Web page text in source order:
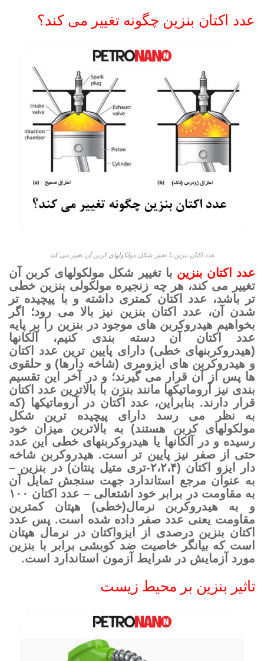
عدد اکتان بنزین چگونه تغییر می کند؟
عدد اکتان بنزین با تغییر شکل مولکولهای کربن آن تغییر می کند
عدد اکتان بنزین با تغییر شکل مولکولهای کربن آن
تغییر می کند، هر چه زنجیره مولکولی بنزین خطی
تر باشد، عدد اکتان کمتری داشته و با پیچیده تر
شدن آن، عدد اکتان بنزین نیز بالا می رود؛ اگر
بخواهیم هیدروکربن های موجود در بنزین را بر پایه
عدد اکتان آن دسته بندی کنیم، آلکانها
(هیدروکربنهای خطی) دارای پایین ترین عدد اکتان
و هیدروکربن های ایزومری (شاخه دارها) و حلقوی
ها پس از آن قرار می گیرند؛ و در آخر این تقسیم
بندی نیز آروماتیکها مانند بنزن با بالاترین عدد اکتان
قرار دارند. بنابراین، عدد اکتان در آروماتیکها (که
به نظر می رسد دارای پیچیده ترین شکل
مولکولهای کربن هستند) به بالاترین میزان خود
رسیده و در آلکانها یا هیدروکربنهای خطی این عدد
حتی از صفر نیز پایین تر است. هیدروکربن شاخه
دار ایزو اکتان (۲،۲،۴-تری متیل پنتان) در بنزین –
به عنوان مرجع استاندارد جهت سنجش تمایل آن
به مقاومت در برابر خود اشتعالی – عدد اکتان ۱۰۰
و به هیدروکربن نرمال(خطی) هپتان کمترین
مقاومت یعنی عدد صفر داده شده است. پس عدد
اکتان بنزین درصدی از ایزواکتان در نرمال هپتان
است که بیانگر خاصیت ضد کوبشی برابر با بنزین
مورد آزمایش در شرایط آزمون استاندارد است.
تاثیر بنزین بر محیط زیست